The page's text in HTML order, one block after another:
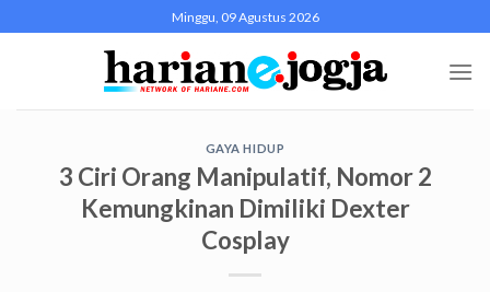
to
Minggu, 09 Agustus 2026
GAYA HIDUP
3 Ciri Orang Manipulatif, Nomor 2
Kemungkinan Dimiliki Dexter
Cosplay